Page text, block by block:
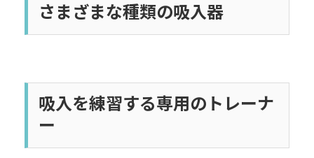
さまざまな種類の吸入器
吸入を練習する専用のトレーナ
ー